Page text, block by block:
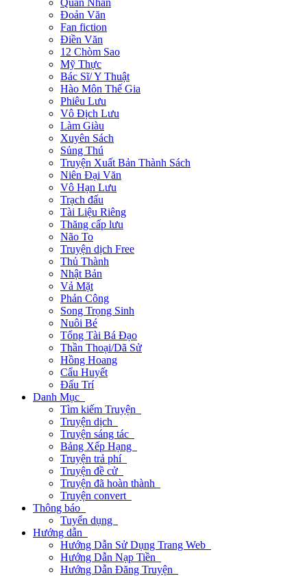
Quân Nhân
Đoản Văn
Fan fiction
Điền Văn
12 Chòm Sao
Mỹ Thực
Bác Sĩ/ Y Thuật
Hào Môn Thế Gia
Phiêu Lưu
Vô Địch Lưu
Làm Giàu
Xuyên Sách
Sủng Thú
Truyện Xuất Bản Thành Sách
Niên Đại Văn
Vô Hạn Lưu
Trạch đấu
Tài Liệu Riêng
Thăng cấp lưu
Não To
Truyện dịch Free
Thủ Thành
Nhật Bản
Vả Mặt
Phản Công
Song Trọng Sinh
Nuôi Bé
Tổng Tài Bá Đạo
Thần Thoại/Dã Sử
Hồng Hoang
Cẩu Huyết
Đấu Trí
Danh Mục
Tìm kiếm Truyện
Truyện dịch
Truyện sáng tác
Bảng Xếp Hạng
Truyện trả phí
Truyện đề cử
Truyện đã hoàn thành
Truyện convert
Thông báo
Tuyển dụng
Hướng dẫn
Hướng Dẫn Sử Dụng Trang Web
Hướng Dẫn Nạp Tiền
Hướng Dẫn Đăng Truyện